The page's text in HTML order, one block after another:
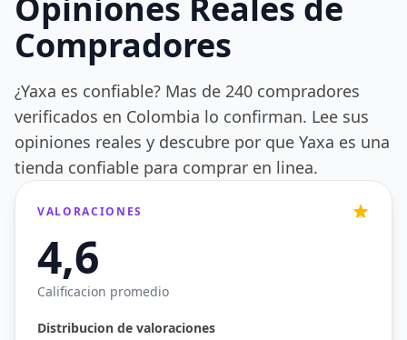
Compradores
¿Yaxa es confiable? Mas de 240 compradores
verificados en Colombia lo confirman. Lee sus
opiniones reales y descubre por que Yaxa es una
tienda confiable para comprar en linea.
VALORACIONES
4,6
Calificacion promedio
Distribucion de valoraciones